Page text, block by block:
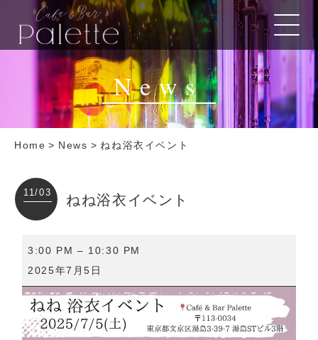
News
Home > News > ねね浴衣イベント
11/03 ねね浴衣イベント
浴
衣
イ
3:00 PM – 10:30 PM
2025年7月5日